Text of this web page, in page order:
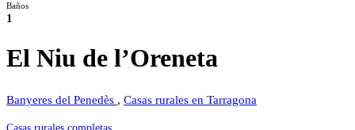
Baños
1
El Niu de l’Oreneta
Banyeres del Penedès , Casas rurales en Tarragona